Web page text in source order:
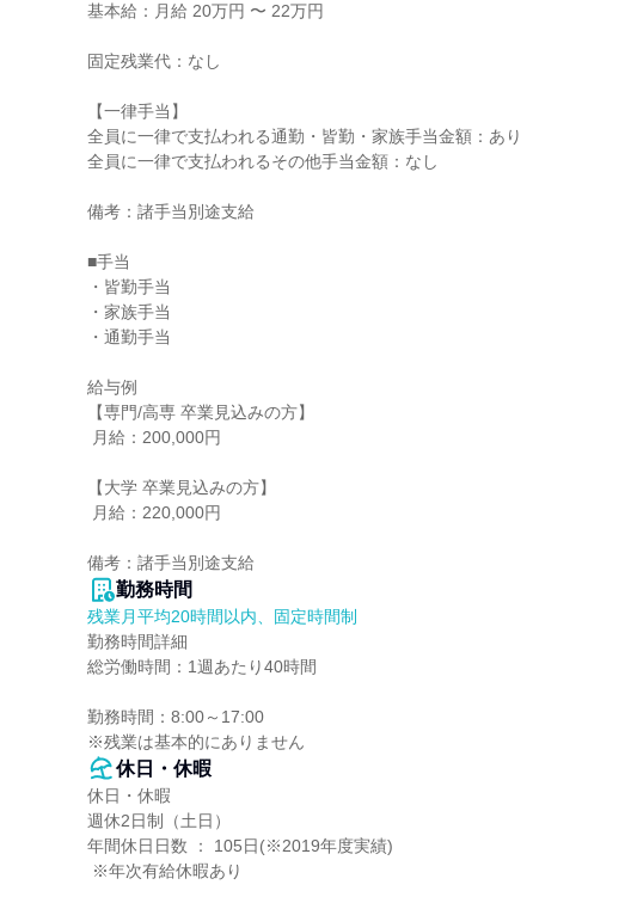
基本給：月給 20万円 〜 22万円
固定残業代：なし
【一律手当】
全員に一律で支払われる通勤・皆勤・家族手当金額：あり
全員に一律で支払われるその他手当金額：なし
備考：諸手当別途支給
■手当
・皆勤手当
・家族手当
・通勤手当
給与例
【専門/高専 卒業見込みの方】
【大学 卒業見込みの方】
備考：諸手当別途支給
勤務時間
残業月平均20時間以内、固定時間制
勤務時間詳細
総労働時間：1週あたり40時間
勤務時間：8:00～17:00
※残業は基本的にありません
休日・休暇
休日・休暇
週休2日制（土日）
年間休日日数 ： 105日(※2019年度実績)